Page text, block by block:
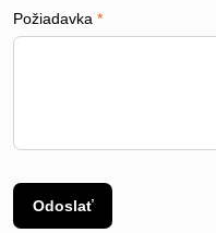
Požiadavka *
Odoslať